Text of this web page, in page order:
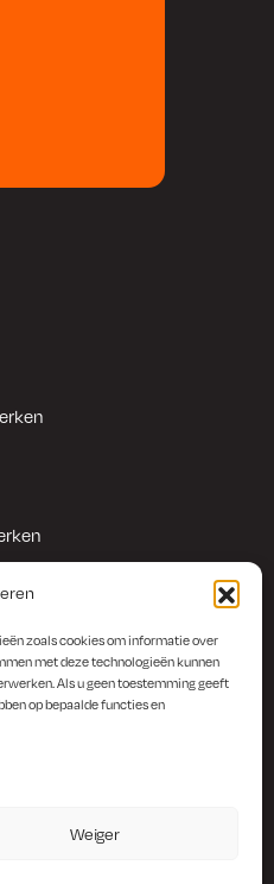
zoals cookies om informatie over
met deze technologieën kunnen
Als u geen toestemming geeft
op bepaalde functies en
Weiger